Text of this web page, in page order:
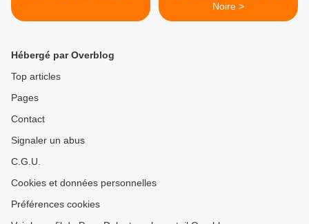
Noire >
Hébergé par Overblog
Top articles
Pages
Contact
Signaler un abus
C.G.U.
Cookies et données personnelles
Préférences cookies